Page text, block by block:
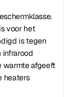
voor het
is tegen
infrarood
warmte afgeeft
heaters